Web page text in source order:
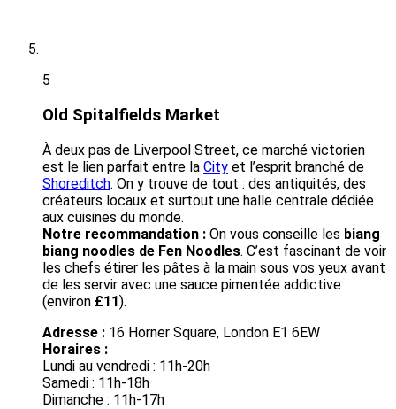
5
Old Spitalfields Market
À deux pas de Liverpool Street, ce marché victorien
est le lien parfait entre la City et l’esprit branché de
Shoreditch. On y trouve de tout : des antiquités, des
créateurs locaux et surtout une halle centrale dédiée
aux cuisines du monde.
Notre recommandation : On vous conseille les biang
biang noodles de Fen Noodles. C’est fascinant de voir
les chefs étirer les pâtes à la main sous vos yeux avant
de les servir avec une sauce pimentée addictive
(environ £11).
Adresse : 16 Horner Square, London E1 6EW
Horaires :
Lundi au vendredi : 11h-20h
Samedi : 11h-18h
Dimanche : 11h-17h